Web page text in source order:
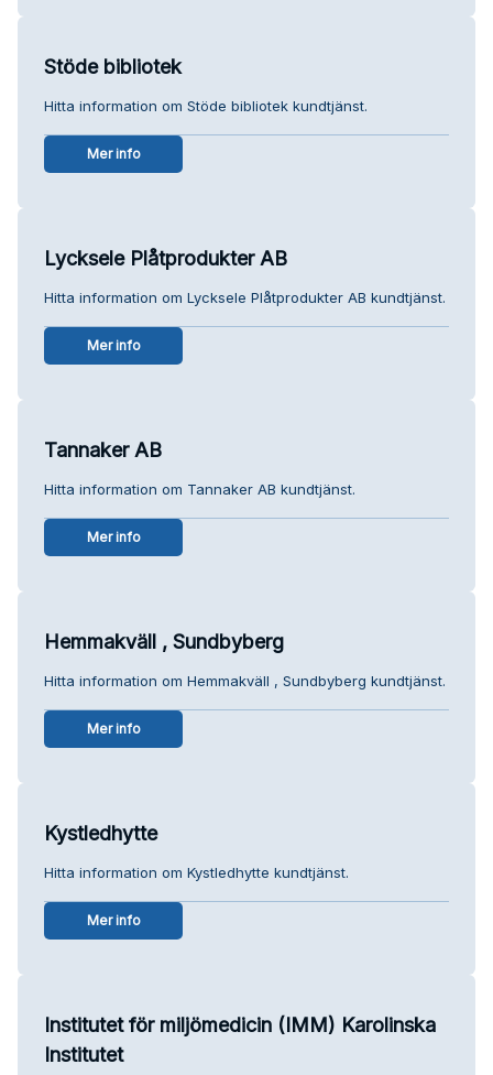
Stöde bibliotek
Hitta information om Stöde bibliotek kundtjänst.
Mer info
Lycksele Plåtprodukter AB
Hitta information om Lycksele Plåtprodukter AB kundtjänst.
Mer info
Tannaker AB
Hitta information om Tannaker AB kundtjänst.
Mer info
Hemmakväll , Sundbyberg
Hitta information om Hemmakväll , Sundbyberg kundtjänst.
Mer info
Kystledhytte
Hitta information om Kystledhytte kundtjänst.
Mer info
Institutet för miljömedicin (IMM) Karolinska
Institutet